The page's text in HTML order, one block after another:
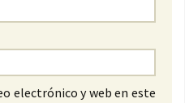
electrónico y web en este